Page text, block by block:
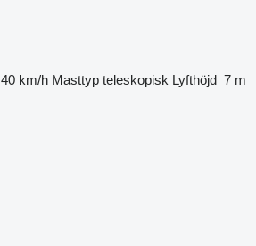
40 km/h Masttyp teleskopisk Lyfthöjd 7 m